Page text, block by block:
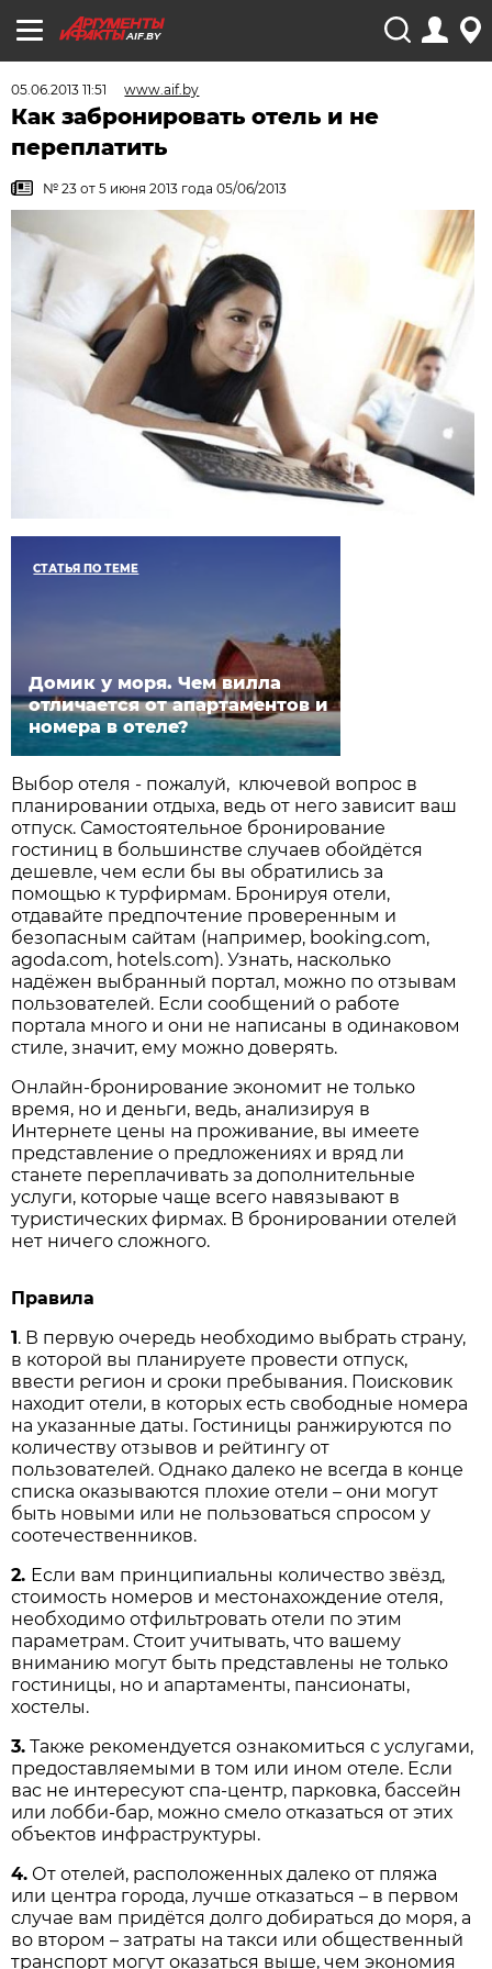
AIF.BY
05.06.2013 11:51 www.aif.by
Как забронировать отель и не
переплатить
№ 23 от 5 июня 2013 года 05/06/2013
СТАТЬЯ ПО ТЕМЕ
Домик у моря.​ Чем вилла
отличается от апартаментов и
номера в отеле?
Выбор отеля - пожалуй, ключевой вопрос в
планировании отдыха, ведь от него зависит ваш
отпуск. Самостоятельное бронирование
гостиниц в большинстве случаев обойдётся
дешевле, чем если бы вы обратились за
помощью к турфирмам. Бронируя отели,
отдавайте предпочтение проверенным и
безопасным сайтам (например, booking.com,
agoda.com, hotels.com). Узнать, насколько
надёжен выбранный портал, можно по отзывам
пользователей. Если сообщений о работе
портала много и они не написаны в одинаковом
стиле, значит, ему можно доверять.
Онлайн-бронирование экономит не только
время, но и деньги, ведь, анализируя в
Интернете цены на проживание, вы имеете
представление о предложениях и вряд ли
станете переплачивать за дополнительные
услуги, которые чаще всего навязывают в
туристических фирмах. В бронировании отелей
нет ничего сложного.
Правила
1 . В первую очередь необходимо выбрать страну,
в которой вы планируете провести отпуск,
ввести регион и сроки пребывания. Поисковик
находит отели, в которых есть свободные номера
на указанные даты. Гостиницы ранжируются по
количеству отзывов и рейтингу от
пользователей. Однако далеко не всегда в конце
списка оказываются плохие отели – они могут
быть новыми или не пользоваться спросом у
соотечественников.
2. Если вам принципиальны количество звёзд,
стоимость номеров и местонахождение отеля,
необходимо отфильтровать отели по этим
параметрам. Стоит учитывать, что вашему
вниманию могут быть представлены не только
гостиницы, но и апартаменты, пансионаты,
хостелы.
3. Также рекомендуется ознакомиться с услугами,
предоставляемыми в том или ином отеле. Если
вас не интересуют спа-центр, парковка, бассейн
или лобби-бар, можно смело отказаться от этих
объектов инфраструктуры.
4. От отелей, расположенных далеко от пляжа
или центра города, лучше отказаться – в первом
случае вам придётся долго добираться до моря, а
во втором – затраты на такси или общественный
транспорт могут оказаться выше, чем экономия